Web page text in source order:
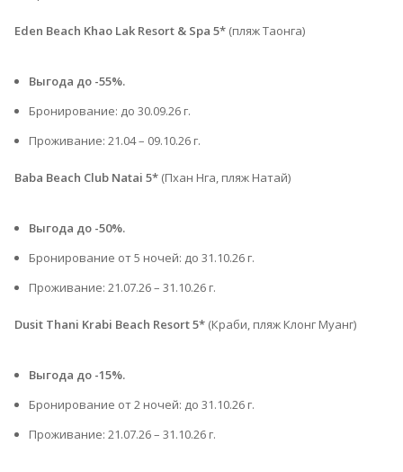
Eden Beach Khao Lak Resort & Spa 5* (пляж Таонга)
Выгода до -55%.
Бронирование: до 30.09.26 г.
Проживание: 21.04 – 09.10.26 г.⁠
Baba Beach Club Natai 5* (Пхан Нга, пляж Натай)
Выгода до -50%.
Бронирование от 5 ночей: до 31.10.26 г.
Проживание: 21.07.26 – 31.10.26 г.⁠
Dusit Thani Krabi Beach Resort 5* (Краби, пляж Клонг Муанг)
Выгода до -15%.
Бронирование от 2 ночей: до 31.10.26 г.
Проживание: 21.07.26 – 31.10.26 г.⁠